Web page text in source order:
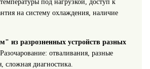
температуры под нагрузкой, доступ к
на систему охлаждения, наличие
из разрозненных устройств разных
Разочарование: отваливания, разные
сложная диагностика.